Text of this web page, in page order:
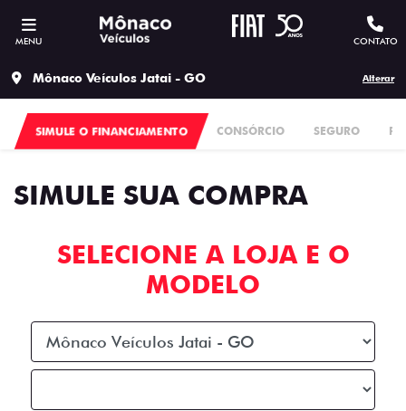
MENU CONTATO
Mônaco Veículos Jatai - GO Alterar
SIMULE O FINANCIAMENTO CONSÓRCIO SEGURO
SIMULE SUA COMPRA
SELECIONE A LOJA E O
MODELO